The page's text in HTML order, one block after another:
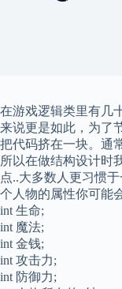
在游戏逻辑类里有几
来说更是如此，为了
把代码挤在一块。通
所以在做结构设计时
点..大多数人更习惯
个人物的属性你可能
int 生命;
int 魔法;
int 金钱;
int 攻击力;
int 防御力;